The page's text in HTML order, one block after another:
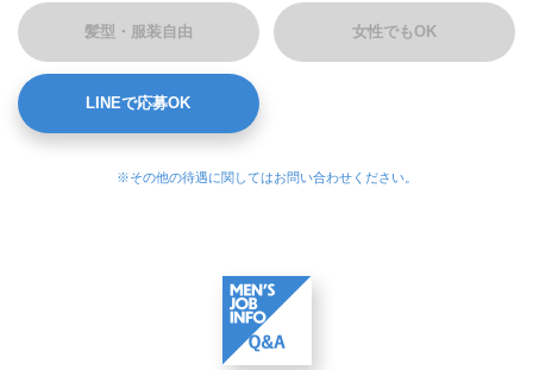
髪型・服装自由 女性でもOK
LINEで応募OK
※その他の待遇に関してはお問い合わせください。